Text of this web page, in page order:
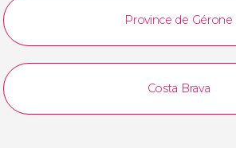
Province de Gérone
Costa Brava